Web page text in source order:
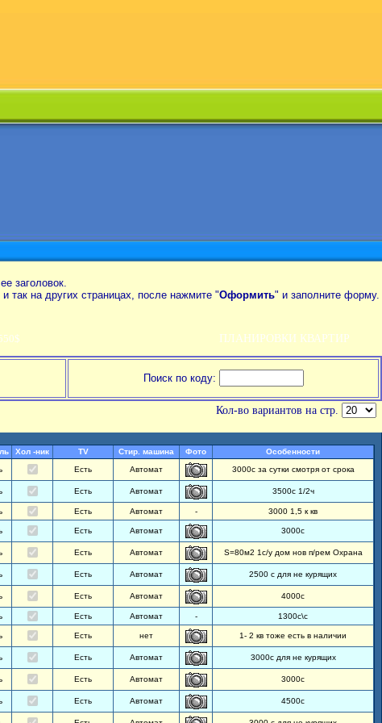
заголовок.
и так на других страницах, после нажмите "Оформить" и заполните форму.
ПЛАНИРОВКИ КВАРТИР
Поиск по коду:
Кол-во вариантов на стр.
Хол -ник TV Стир. машина Фото
Особенности
Есть Автомат 3000с за сутки смотря от срока
Есть Автомат 3500с 1/2ч
Есть Автомат - 3000 1,5 к кв
Есть Автомат 3000с
Есть Автомат S=80м2 1с/у дом нов п/рем Охрана
Есть Автомат 2500 с для не курящих
Есть Автомат 4000с
Есть Автомат - 1300с\с
Есть нет 1- 2 кв тоже есть в наличии
Есть Автомат 3000с для не курящих
Есть Автомат 3000с
Есть Автомат 4500с